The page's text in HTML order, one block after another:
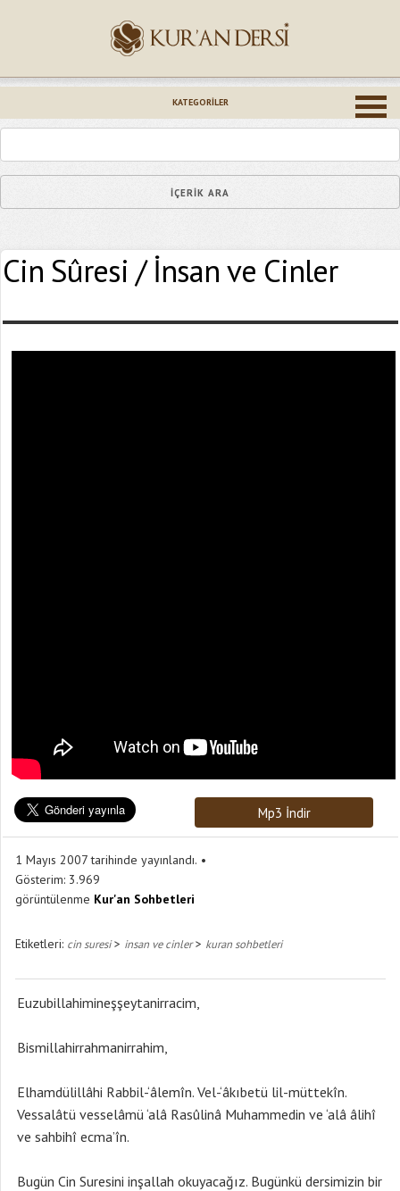
KATEGORILER
Cin Sûresi / İnsan ve Cinler
Mp3 İndir
1 Mayıs 2007 tarihinde yayınlandı.
Gösterim: 3.969
görüntülenme Kur'an Sohbetleri
Etiketleri: cin suresi> insan ve cinler> kuran sohbetleri
Euzubillahimineşşeytanirracim,
Bismillahirrahmanirrahim,
Elhamdülillâhi Rabbil-‘âlemîn. Vel-‘âkıbetü lil-müttekîn.
Vessalâtü vesselâmü ‘alâ Rasûlinâ Muhammedin ve ‘alâ âlihî
ve sahbihî ecma’în.
Bugün Cin Suresini inşallah okuyacağız. Bugünkü dersimizin bir
Epostanız (*)
Yaşadığınız Hatanın Ayrıntıları